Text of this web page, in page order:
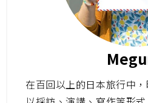
在百回以上的日本旅行中